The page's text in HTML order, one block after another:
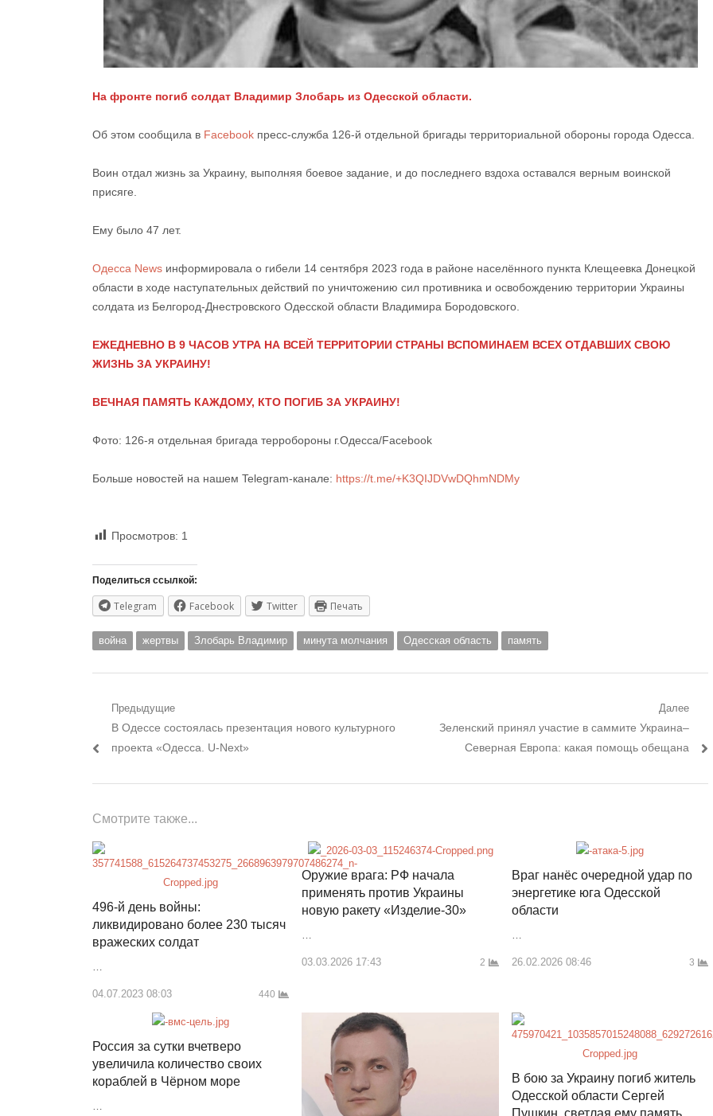
На фронте погиб солдат Владимир Злобарь из Одесской области.
Об этом сообщила в Facebook пресс-служба 126-й отдельной бригады территориальной обороны города Одесса.
Воин отдал жизнь за Украину, выполняя боевое задание, и до последнего вздоха оставался верным воинской
присяге.
Ему было 47 лет.
Одесса News информировала о гибели 14 сентября 2023 года в районе населённого пункта Клещеевка Донецкой
области в ходе наступательных действий по уничтожению сил противника и освобождению территории Украины
солдата из Белгород-Днестровского Одесской области Владимира Бородовского.
ЕЖЕДНЕВНО В 9 ЧАСОВ УТРА НА ВСЕЙ ТЕРРИТОРИИ СТРАНЫ ВСПОМИНАЕМ ВСЕХ ОТДАВШИХ СВОЮ
ЖИЗНЬ ЗА УКРАИНУ!
ВЕЧНАЯ ПАМЯТЬ КАЖДОМУ, КТО ПОГИБ ЗА УКРАИНУ!
Фото: 126-я отдельная бригада терробороны г.Одесса/Facebook
Больше новостей на нашем Telegram-канале: https://t.me/+K3QIJDVwDQhmNDMy
Просмотров: 1
Поделиться ссылкой:
Telegram Facebook Twitter Печать
война жертвы Злобарь Владимир минута молчания Одесская область память
Навигация
по
Предыдущие
Предыдущий
пост:
В Одессе состоялась презентация нового культурного
проекта «Одесса. U-Next»
Далее
Следующий
Зеленский принял участие в саммите Украина–
Северная Европа: какая помощь обещана
Смотрите также...
496-й день войны:
ликвидировано более 230 тысяч
вражеских солдат
04.07.2023 08:03 440
Оружие врага: РФ начала
применять против Украины
новую ракету «Изделие-30»
03.03.2026 17:43 2
Враг нанёс очередной удар по
энергетике юга Одесской
области
26.02.2026 08:46 3
Россия за сутки вчетверо
увеличила количество своих
кораблей в Чёрном море
В бою за Украину погиб житель
Одесской области Сергей
Пушкин, светлая ему память